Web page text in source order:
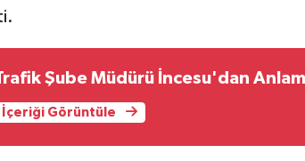
Şube Müdürü İncesu'dan
İçeriği Görüntüle